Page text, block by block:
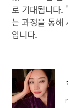
로 기대됩니다.
는 과정을 통해
입니다.